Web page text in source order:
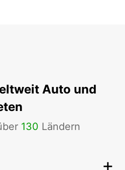
Auto und
130 Ländern